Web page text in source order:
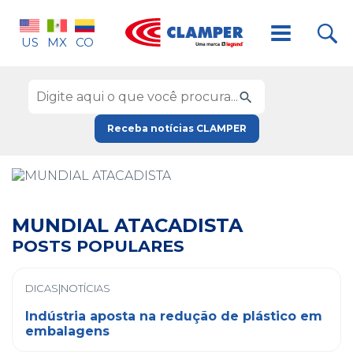
US MX CO
Receba notícias CLAMPER
MUNDIAL ATACADISTA
POSTS POPULARES
DICAS|NOTÍCIAS
Indústria aposta na redução de plástico em
embalagens